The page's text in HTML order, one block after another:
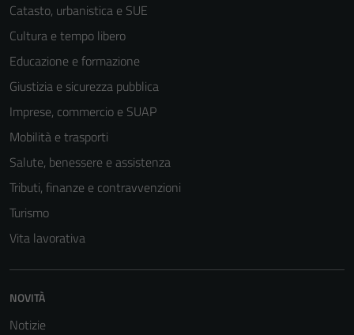
Catasto, urbanistica e SUE
Cultura e tempo libero
Educazione e formazione
Giustizia e sicurezza pubblica
Imprese, commercio e SUAP
Mobilità e trasporti
Salute, benessere e assistenza
Tributi, finanze e contravvenzioni
Turismo
Vita lavorativa
NOVITÀ
Notizie